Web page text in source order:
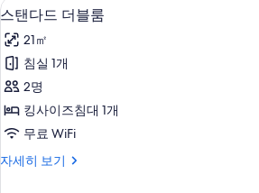
용
가
능
한
터
스
탠
다
드
더
블
사
6
스탠다드 더블룸
21㎡
침실 1개
2명
킹사이즈침대 1개
무료 WiFi
자세히 보기
스